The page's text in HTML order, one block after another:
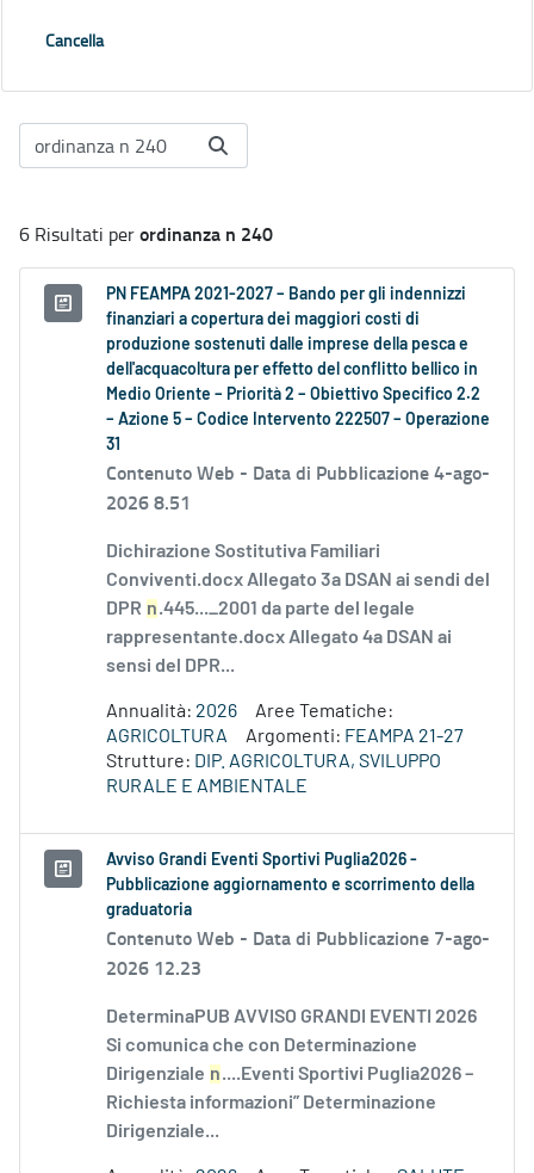
Cancella
6 Risultati perordinanza n 240
PN FEAMPA 2021-2027 – Bando per gli indennizzi
finanziari a copertura dei maggiori costi di
produzione sostenuti dalle imprese della pesca e
dell'acquacoltura per effetto del conflitto bellico in
Medio Oriente – Priorità 2 – Obiettivo Specifico 2.2
– Azione 5 – Codice Intervento 222507 – Operazione
31
Contenuto Web - Data di Pubblicazione 4-ago-
2026 8.51
Dichirazione Sostitutiva Familiari
Conviventi.docx Allegato 3a DSAN ai sendi del
DPR n.445..._2001 da parte del legale
rappresentante.docx Allegato 4a DSAN ai
sensi del DPR...
Annualità: 2026
Aree Tematiche:
AGRICOLTURA
Argomenti: FEAMPA 21-27
Strutture: DIP. AGRICOLTURA, SVILUPPO
RURALE E AMBIENTALE
Avviso Grandi Eventi Sportivi Puglia2026 -
Pubblicazione aggiornamento e scorrimento della
graduatoria
Contenuto Web - Data di Pubblicazione 7-ago-
2026 12.23
DeterminaPUB AVVISO GRANDI EVENTI 2026
Si comunica che con Determinazione
Dirigenziale n....Eventi Sportivi Puglia2026 –
Richiesta informazioni” Determinazione
Dirigenziale...